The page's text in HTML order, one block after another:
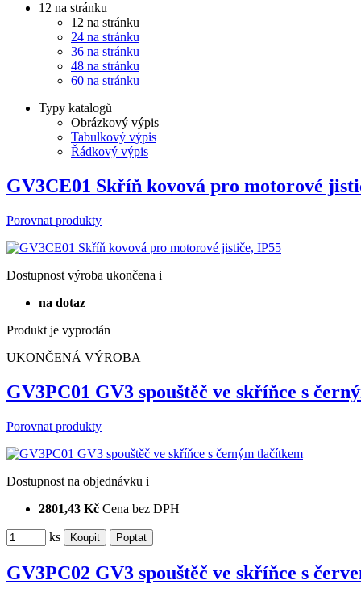
12 na stránku
12 na stránku
24 na stránku
36 na stránku
48 na stránku
60 na stránku
Typy katalogů
Obrázkový výpis
Tabulkový výpis
Řádkový výpis
GV3CE01 Skříň kovová pro motorové
Porovnat produkty
Dostupnost výroba ukončena i
na dotaz
Produkt je vyprodán
UKONČENÁ VÝROBA
GV3PC01 GV3 spouštěč ve skříňce s
Porovnat produkty
Dostupnost na objednávku i
2801,43 Kč Cena bez DPH
ks
GV3PC02 GV3 spouštěč ve skříňce s